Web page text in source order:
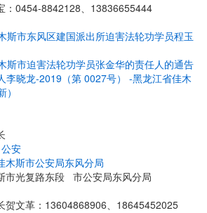
：0454-8842128、13836655444
斯市东风区建国派出所迫害法轮功学员程玉
斯市迫害法轮功学员张金华的责任人的通告
李晓龙-2019（第 0027号） -黑龙江省佳木
公安
木斯市公安局东风分局
市光复路东段 市公安局东风分局
贺文革：13604868906、18645452025